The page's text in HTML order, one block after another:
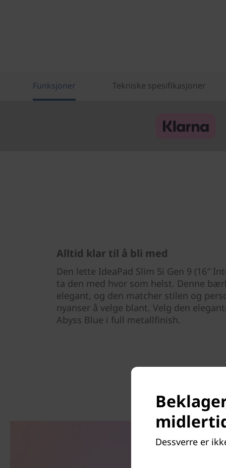
Funksjoner Tekniske spesifikasjoner
Alltid klar til å bli med
Den lette IdeaPad Slim 5i Gen 9 (16″
ta den med hvor som helst. Denne
elegant, og den matcher stilen og
nyanser å velge blant. Velg den
Abyss Blue i full metallfinish.
Dessverre er